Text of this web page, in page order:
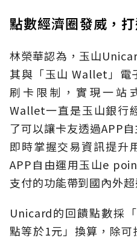
點數經濟圈發威，
林榮華認為，玉山
其與「玉山 Wallet」電
刷卡限制，實現一站
Wallet一直是玉山銀行
了可以讓卡友透過APP
即時掌握交易資訊提升
APP自由運用玉山e
支付的功能帶到國內外
Unicard的回饋點數採
點等於1元」換算，除